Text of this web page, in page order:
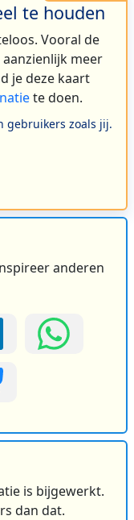
te houden
Vooral de
meer
je deze kaart
te doen.
gebruikers zoals jij.
anderen
is bijgewerkt.
dan dat.